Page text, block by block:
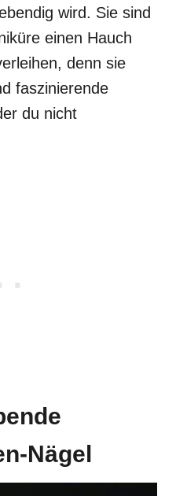
wird. Sie sind
einen Hauch
denn sie
faszinierende
du nicht
Nägel